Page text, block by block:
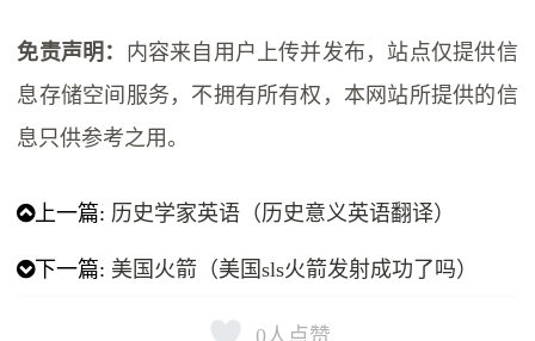
免责声明： 内容来自用户上传并发布，站点仅提供信
息存储空间服务，不拥有所有权，本网站所提供的信
息只供参考之用。
上一篇: 历史学家英语（历史意义英语翻译）
下一篇: 美国火箭（美国sls火箭发射成功了吗）
0 人点赞